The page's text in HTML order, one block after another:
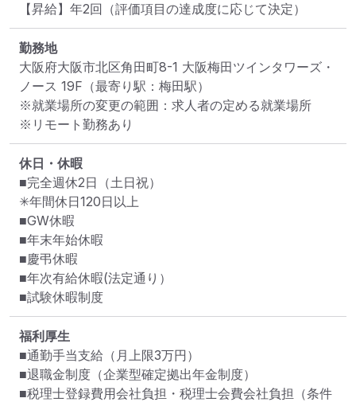
【昇給】年2回（評価項目の達成度に応じて決定）
勤務地
大阪府大阪市北区角田町8-1 大阪梅田ツインタワーズ・
ノース 19F （最寄り駅：梅田駅）
※就業場所の変更の範囲：求人者の定める就業場所
※リモート勤務あり
休日・休暇
■完全週休2日（土日祝）
✳︎年間休日120日以上
■GW休暇
■年末年始休暇
■慶弔休暇
■年次有給休暇(法定通り）
■試験休暇制度
福利厚生
■通勤手当支給（月上限3万円）
■退職金制度（企業型確定拠出年金制度）
■税理士登録費用会社負担・税理士会費会社負担（条件